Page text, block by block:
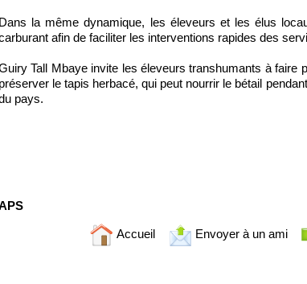
Dans la même dynamique, les éleveurs et les élus
afin de faciliter les interventions rapides des
Tall Mbaye invite les éleveurs transhumants à faire
préserver le tapis herbacé, qui peut nourrir le bétail
pays.
Accueil Envoyer à un ami